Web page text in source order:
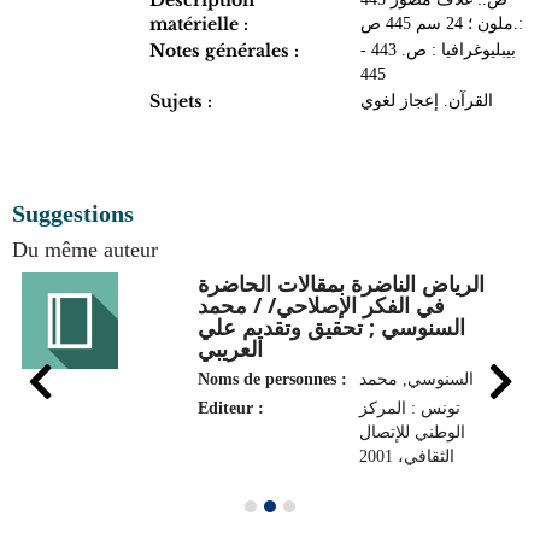
matérielle :
ملون ؛ 24 سم 445 ص.:
Notes générales :
بيبليوغرافيا : ص. 443 -
445
Sujets : القرآن. إعجاز لغوي
Suggestions
Du même auteur
الرياض الناضرة بمقالات الحاضرة
في الفكر الإصلاحي/ / محمد
السنوسي ; تحقيق وتقديم علي
العريبي
Noms de personnes :
السنوسي, محمد
Editeur :
تونس : المركز
الوطني للإتصال
الثقافي، 2001